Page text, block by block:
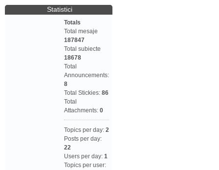
Statistici
Totals
Total mesaje
187847
Total subiecte
18678
Total
Announcements:
8
Total Stickies: 86
Total
Attachments: 0
Topics per day: 2
Posts per day:
22
Users per day: 1
Topics per user: